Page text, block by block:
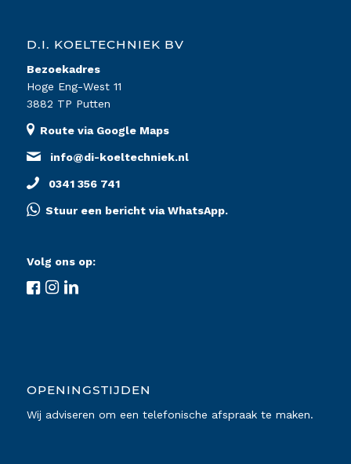
D.I. KOELTECHNIEK BV
Bezoekadres
Hoge Eng-West 11
3882 TP Putten
Route via Google Maps
info@di-koeltechniek.nl
0341 356 741
Stuur een bericht via WhatsApp.
Volg ons op:
OPENINGSTIJDEN
Wij adviseren om een telefonische afspraak te maken.